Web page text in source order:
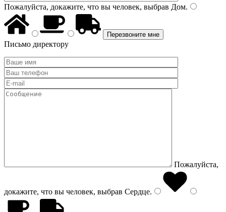
Пожалуйста, докажите, что вы человек, выбрав Дом.
Письмо директору
Пожалуйста,
докажите, что вы человек, выбрав Сердце.